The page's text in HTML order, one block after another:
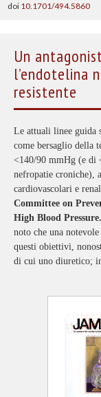
doi 10.1701/494.5860
Un
l’endotelina
resistente
Le attuali linee guida
come bersaglio della
<140/90 mmHg (e di
nefropatie croniche),
cardiovascolari e
Committee on
High Blood
noto che una
questi obiettivi,
di cui uno diuretico;